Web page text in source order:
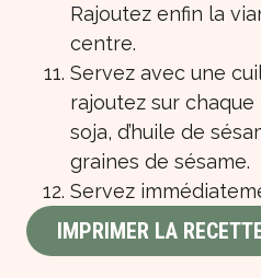
Rajoutez enfin la
centre.
Servez avec une
rajoutez sur
soja, d’huile de
graines de sésame.
Servez
IMPRIMER LA